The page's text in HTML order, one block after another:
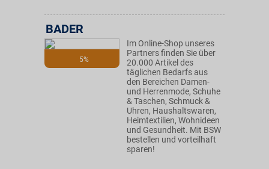
5%
BADER
Im Online-Shop unseres
Partners finden Sie über
20.000 Artikel des
täglichen Bedarfs aus
den Bereichen Damen-
und Herrenmode, Schuhe
& Taschen, Schmuck &
Uhren, Haushaltswaren,
Heimtextilien, Wohnideen
und Gesundheit. Mit BSW
bestellen und vorteilhaft
sparen!